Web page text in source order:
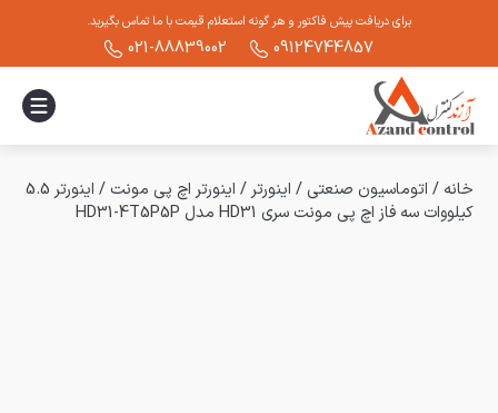
برای دریافت پیش فاکتور و هر گونه استعلام قیمت با ما تماس بگیرید.
09124744857
021-88839002
خانه / اتوماسیون صنعتی / اینورتر / اینورتر اچ پی مونت /
اینورتر 5.5
کیلووات سه فاز اچ پی مونت سری HD31 مدل HD31-4T5P5P